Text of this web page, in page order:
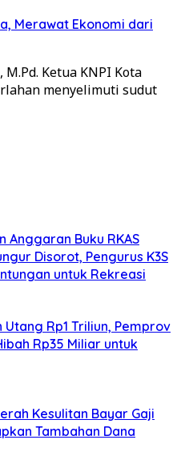
Merawat Ekonomi dari
M.Pd. Ketua KNPI Kota
menyelimuti sudut
Anggaran Buku RKAS
Disorot, Pengurus K3S
untuk Rekreasi
Rp1 Triliun, Pemprov
Rp35 Miliar untuk
Kesulitan Bayar Gaji
Tambahan Dana